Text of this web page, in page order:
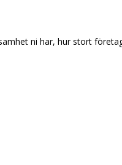
ni har, hur stort